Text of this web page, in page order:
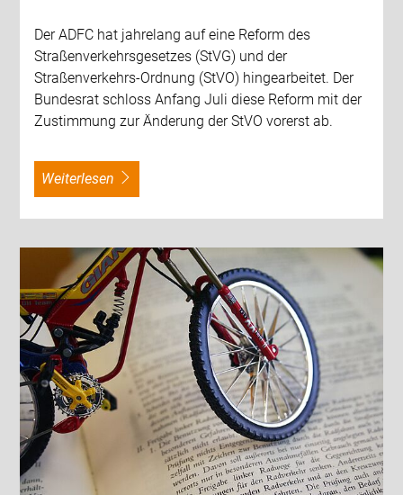
Der ADFC hat jahrelang auf eine Reform des
Straßenverkehrsgesetzes (StVG) und der
Straßenverkehrs-Ordnung (StVO) hingearbeitet. Der
Bundesrat schloss Anfang Juli diese Reform mit der
Zustimmung zur Änderung der StVO vorerst ab.
weiterlesen